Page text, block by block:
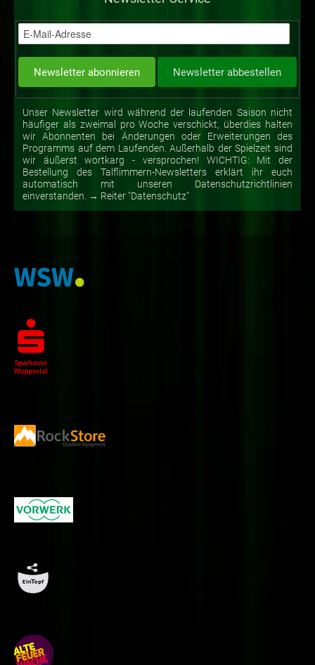
Unser Newsletter wird während der laufenden Saison nicht
häufiger als zweimal pro Woche verschickt, überdies halten
wir Abonnenten bei Änderungen oder Erweiterungen des
Programms auf dem Laufenden. Außerhalb der Spielzeit sind
wir äußerst wortkarg - versprochen! WICHTIG: Mit der
Bestellung des Talflimmern-Newsletters erklärt ihr euch
automatisch mit unseren Datenschutzrichtlinien
einverstanden. → Reiter "Datenschutz"